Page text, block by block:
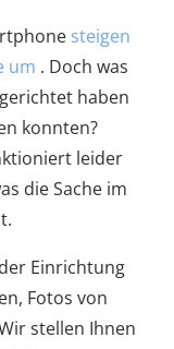
steigen
um . Doch was
haben
konnten?
leider
die Sache im
Einrichtung
Fotos von
stellen Ihnen